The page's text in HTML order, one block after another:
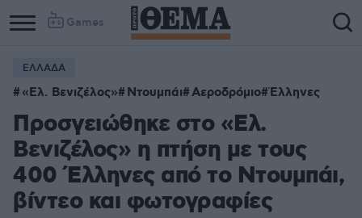
Games
ΕΛΛΑΔΑ
«Ελ. Βενιζέλος» Ντουμπάι Αεροδρόμιο Έλληνες
Προσγειώθηκε στο «Ελ.
Βενιζέλος» η πτήση με τους
400 Έλληνες από το Ντουμπάι,
βίντεο και φωτογραφίες